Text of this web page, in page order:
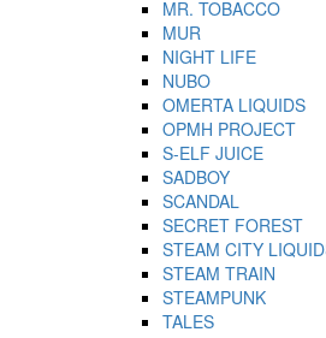
MR. TOBACCO
MUR
NIGHT LIFE
NUBO
OMERTA LIQUIDS
OPMH PROJECT
S-ELF JUICE
SADBOY
SCANDAL
SECRET FOREST
STEAM CITY
STEAM TRAIN
STEAMPUNK
TALES